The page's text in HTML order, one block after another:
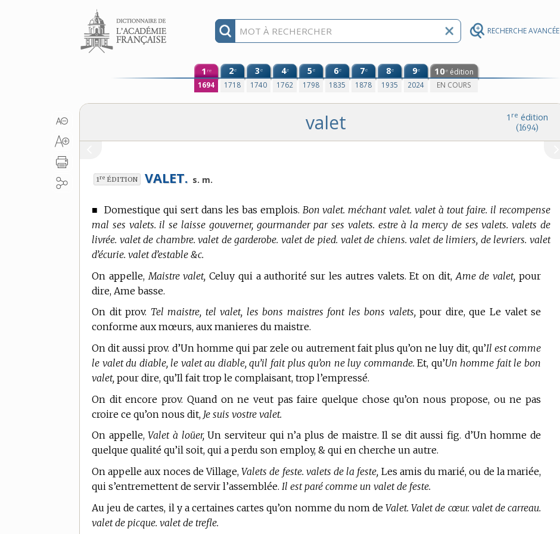
RECHERCHE AVANCÉE
Aller au contenu
1 re
1694
2e
1718
3e
1740
4e
1762
5e
1798
6e
1835
7e
1878
8e
1935
9e
2024
10e édition
EN COURS
1 re édition
(1694)
valet
1re ÉDITION VALET. s. m.
■ Domestique qui sert dans les bas emplois. Bon valet. méchant valet. valet à tout faire. il recompense
mal ses valets. il se laisse gouverner, gourmander par ses valets. estre à la mercy de ses valets. valets de
livrée. valet de chambre. valet de garderobe. valet de pied. valet de chiens. valet de limiers, de levriers. valet
d’écurie. valet d’estable &c.
On appelle, Maistre valet, Celuy qui a authorité sur les autres valets. Et on dit, Ame de valet, pour
dire, Ame basse.
On dit prov. Tel maistre, tel valet, les bons maistres font les bons valets,pour dire, que Le valet se
conforme aux mœurs, aux manieres du maistre.
On dit aussi prov. d’Un homme qui par zele ou autrement fait plus qu’on ne luy dit, qu’Il est comme
le valet du diable, le valet au diable, qu’il fait plus qu’on ne luy commande. Et, qu’Un homme fait le bon
valet, pour dire, qu’Il fait trop le complaisant, trop l’empressé.
On dit encore prov. Quand on ne veut pas faire quelque chose qu’on nous propose, ou ne pas
croire ce qu’on nous dit, Je suis vostre valet.
On appelle,Valet à loüer,Un serviteur qui n’a plus de maistre. Il se dit aussi fig. d’Un homme de
quelque qualité qu’il soit, qui a perdu son employ, & qui en cherche un autre.
On appelle aux noces de Village,Valets de feste. valets de la feste, Les amis du marié, ou de la mariée,
qui s’entremettent de servir l’assemblée. Il est paré comme un valet de feste.
Au jeu de cartes, il y a certaines cartes qu’on nomme du nom deValet. Valet de cœur. valet de carreau.
valet de picque. valet de trefle.